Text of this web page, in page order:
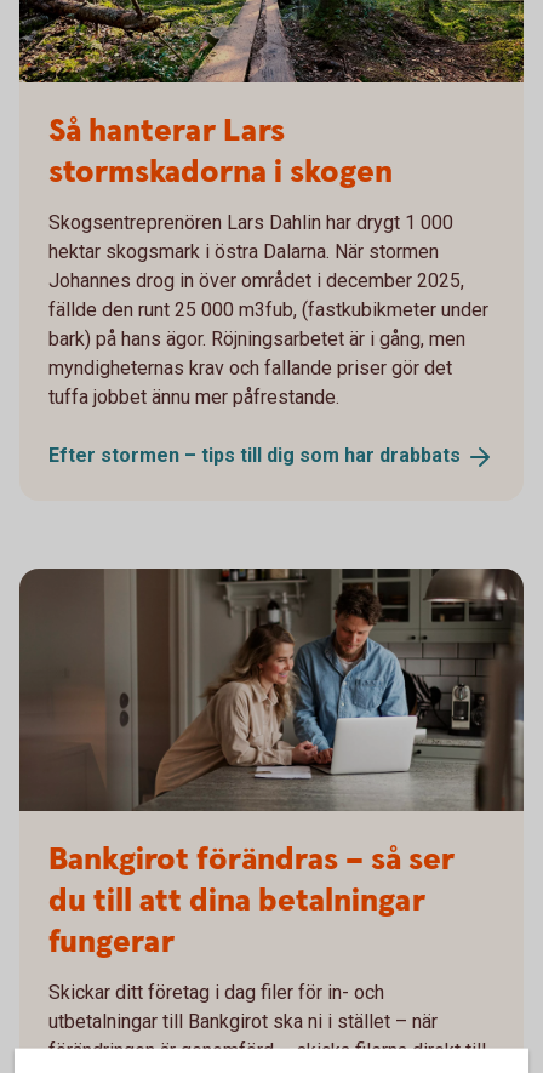
Så hanterar Lars
stormskadorna i skogen
Skogsentreprenören Lars Dahlin har drygt 1 000
hektar skogsmark i östra Dalarna. När stormen
Johannes drog in över området i december 2025,
fällde den runt 25 000 m3fub, (fastkubikmeter under
bark) på hans ägor. Röjningsarbetet är i gång, men
myndigheternas krav och fallande priser gör det
tuffa jobbet ännu mer påfrestande.
Efter stormen – tips till dig som har drabbats
Bankgirot förändras – så ser
du till att dina betalningar
fungerar
Skickar ditt företag i dag filer för in- och
utbetalningar till Bankgirot ska ni i stället – när
förändringen är genomförd – skicka filerna direkt till